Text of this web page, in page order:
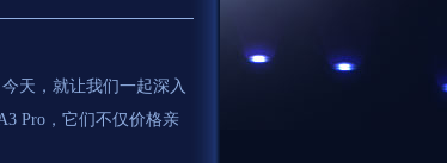
天，就让我们一起深入
Pro，它们不仅价格亲